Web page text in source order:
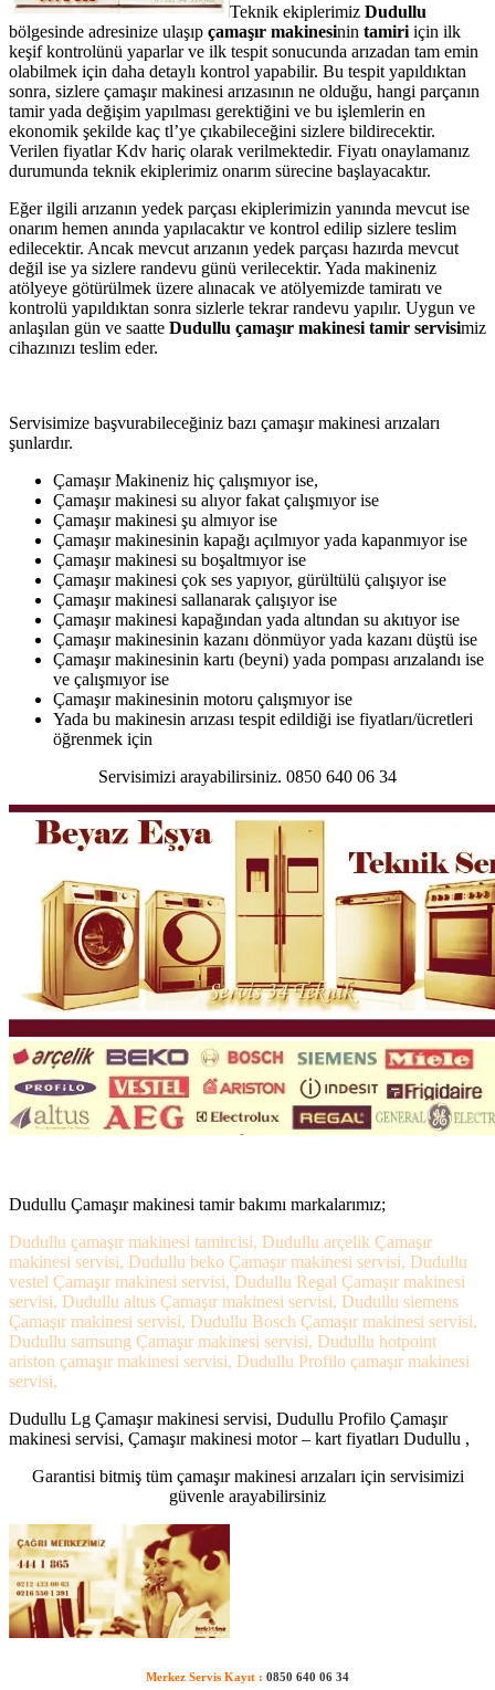
Teknik ekiplerimiz Dudullu
bölgesinde adresinize ulaşıp çamaşır makinesinin tamiri için ilk
keşif kontrolünü yaparlar ve ilk tespit sonucunda arızadan tam emin
olabilmek için daha detaylı kontrol yapabilir. Bu tespit yapıldıktan
sonra, sizlere çamaşır makinesi arızasının ne olduğu, hangi parçanın
tamir yada değişim yapılması gerektiğini ve bu işlemlerin en
ekonomik şekilde kaç tl’ye çıkabileceğini sizlere bildirecektir.
Verilen fiyatlar Kdv hariç olarak verilmektedir. Fiyatı onaylamanız
durumunda teknik ekiplerimiz onarım sürecine başlayacaktır.
Eğer ilgili arızanın yedek parçası ekiplerimizin yanında mevcut ise
onarım hemen anında yapılacaktır ve kontrol edilip sizlere teslim
edilecektir. Ancak mevcut arızanın yedek parçası hazırda mevcut
değil ise ya sizlere randevu günü verilecektir. Yada makineniz
atölyeye götürülmek üzere alınacak ve atölyemizde tamiratı ve
kontrolü yapıldıktan sonra sizlerle tekrar randevu yapılır. Uygun ve
anlaşılan gün ve saatte Dudullu çamaşır makinesi tamir servisimiz
cihazınızı teslim eder.
Servisimize başvurabileceğiniz bazı çamaşır makinesi arızaları
şunlardır.
Çamaşır Makineniz hiç çalışmıyor ise,
Çamaşır makinesi su alıyor fakat çalışmıyor ise
Çamaşır makinesi şu almıyor ise
Çamaşır makinesinin kapağı açılmıyor yada kapanmıyor ise
Çamaşır makinesi su boşaltmıyor ise
Çamaşır makinesi çok ses yapıyor, gürültülü çalışıyor ise
Çamaşır makinesi sallanarak çalışıyor ise
Çamaşır makinesi kapağından yada altından su akıtıyor ise
Çamaşır makinesinin kazanı dönmüyor yada kazanı düştü ise
Çamaşır makinesinin kartı (beyni) yada pompası arızalandı ise
ve çalışmıyor ise
Çamaşır makinesinin motoru çalışmıyor ise
Yada bu makinesin arızası tespit edildiği ise fiyatları/ücretleri
öğrenmek için
Servisimizi arayabilirsiniz. 0850 640 06 34
Dudullu Çamaşır makinesi tamir bakımı markalarımız;
Dudullu çamaşır makinesi tamircisi, Dudullu arçelik Çamaşır
makinesi servisi, Dudullu beko Çamaşır makinesi servisi, Dudullu
vestel Çamaşır makinesi servisi, Dudullu Regal Çamaşır makinesi
servisi, Dudullu altus Çamaşır makinesi servisi, Dudullu siemens
Çamaşır makinesi servisi, Dudullu Bosch Çamaşır makinesi servisi,
Dudullu samsung Çamaşır makinesi servisi, Dudullu hotpoint
ariston çamaşır makinesi servisi, Dudullu Profilo çamaşır makinesi
servisi,
Dudullu Lg Çamaşır makinesi servisi, Dudullu Profilo Çamaşır
makinesi servisi, Çamaşır makinesi motor – kart fiyatları Dudullu ,
Garantisi bitmiş tüm çamaşır makinesi arızaları için servisimizi
güvenle arayabilirsiniz
Merkez Servis Kayıt : 0850 640 06 34